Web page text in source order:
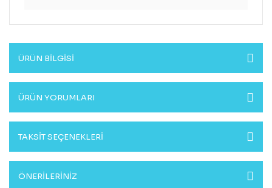
ÜRÜN BİLGİSİ
ÜRÜN YORUMLARI
TAKSİT SEÇENEKLERİ
ÖNERİLERİNİZ